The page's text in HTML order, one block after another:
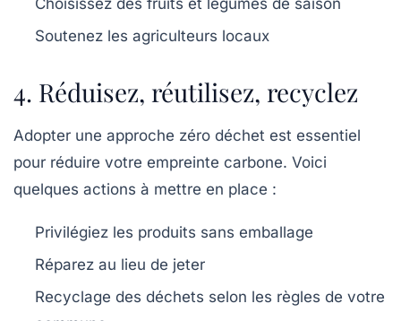
Choisissez des fruits et légumes de saison
Soutenez les agriculteurs locaux
4. Réduisez, réutilisez, recyclez
Adopter une approche zéro déchet est essentiel
pour réduire votre empreinte carbone. Voici
quelques actions à mettre en place :
Privilégiez les produits sans emballage
Réparez au lieu de jeter
Recyclage des déchets selon les règles de votre